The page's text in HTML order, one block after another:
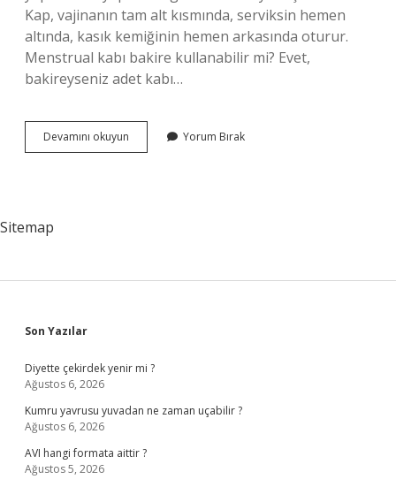
Kap, vajinanın tam alt kısmında, serviksin hemen
altında, kasık kemiğinin hemen arkasında oturur.
Menstrual kabı bakire kullanabilir mi? Evet,
bakireyseniz adet kabı…
Devamını okuyun
Kabı
Yorum Bırak
Sitemap
Sidebar
Son Yazılar
Diyette çekirdek yenir mi ?
Ağustos 6, 2026
Kumru yavrusu yuvadan ne zaman uçabilir ?
Ağustos 6, 2026
AVI hangi formata aittir ?
Ağustos 5, 2026